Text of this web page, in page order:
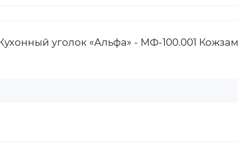
уголок «Альфа» - МФ-100.001 Кожзам